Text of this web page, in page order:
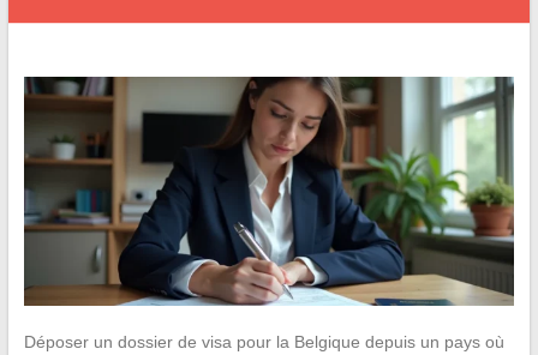
Déposer un dossier de visa pour la Belgique depuis un pays où